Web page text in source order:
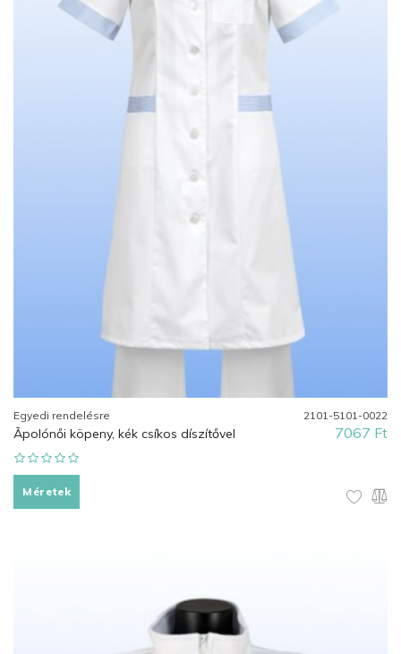
Egyedi rendelésre 2101-5101-0022
Ãpolónői köpeny, kék csíkos díszítővel 7067 Ft
Méretek